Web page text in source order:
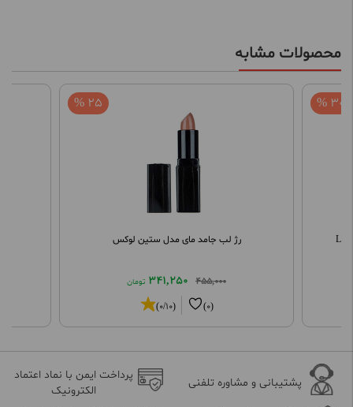
محصولات مشابه
رژ لب جامد مای مدل ستین لوکس
455,000
341,250 تومان
25 %
(0)
(0/10)
30 %
پشتیبانی و مشاوره تلفنی
پرداخت ایمن با نماد اعتماد
الکترونیک